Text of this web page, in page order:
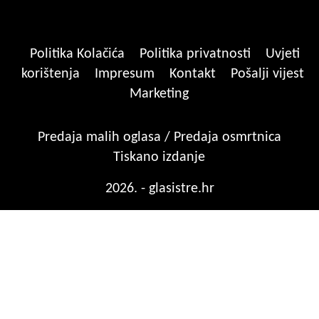
Politika Kolačića Politika privatnosti
Uvjeti
korištenja
Impresum Kontakt
Pošalji vijest
Marketing
Predaja malih oglasa / Predaja osmrtnica
Tiskano izdanje
2026. - glasistre.hr